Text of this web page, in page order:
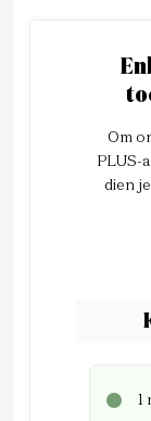
Om
PLUS-
dien
1